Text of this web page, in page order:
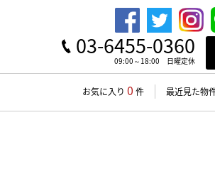
03-6455-0360
09:00～18:00 日曜定休
お気に入り 0 件 最近見た物